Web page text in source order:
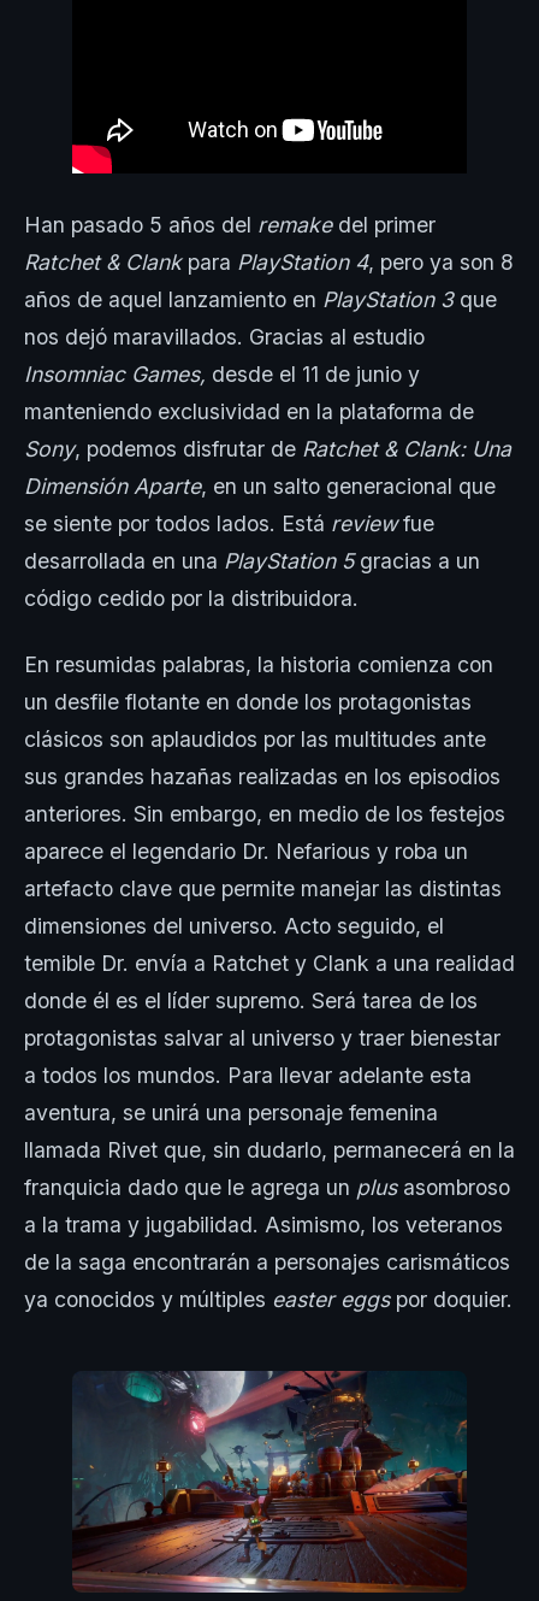
Han pasado 5 años del remake del primer
Ratchet & Clankpara PlayStation 4, pero ya son 8
años de aquel lanzamiento en PlayStation 3que
nos dejó maravillados. Gracias al estudio
Insomniac Games, desde el 11 de junio y
manteniendo exclusividad en la plataforma de
Sony, podemos disfrutar de Ratchet & Clank: Una
Dimensión Aparte, en un salto generacional que
se siente por todos lados. Está reviewfue
desarrollada en una PlayStation 5gracias a un
código cedido por la distribuidora.
En resumidas palabras, la historia comienza con
un desfile flotante en donde los protagonistas
clásicos son aplaudidos por las multitudes ante
sus grandes hazañas realizadas en los episodios
anteriores. Sin embargo, en medio de los festejos
aparece el legendario Dr. Nefarious y roba un
artefacto clave que permite manejar las distintas
dimensiones del universo. Acto seguido, el
temible Dr. envía a Ratchet y Clank a una realidad
donde él es el líder supremo. Será tarea de los
protagonistas salvar al universo y traer bienestar
a todos los mundos. Para llevar adelante esta
aventura, se unirá una personaje femenina
llamada Rivet que, sin dudarlo, permanecerá en la
franquicia dado que le agrega un plus asombroso
a la trama y jugabilidad. Asimismo, los veteranos
de la saga encontrarán a personajes carismáticos
ya conocidos y múltiples easter eggs por doquier.